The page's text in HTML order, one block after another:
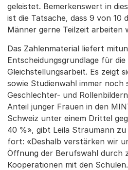
geleistet. Bemerkenswert in
ist die Tatsache, dass 9 von 10
Männer gerne Teilzeit arbeiten
Das Zahlenmaterial liefert
Entscheidungsgrundlage für
Gleichstellungsarbeit. Es zeigt
sowie Studienwahl immer
Geschlechter- und
Anteil junger Frauen in den
Schweiz unter einem Drittel
40 %», gibt Leila Straumann
fort: «Deshalb verstärken wir
Öffnung der Berufswahl durch
Kooperationen mit den